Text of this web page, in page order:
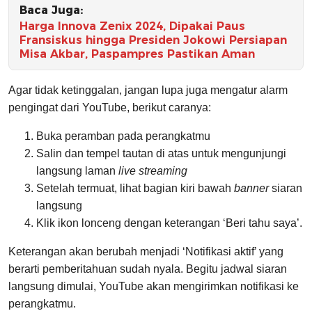
Baca Juga:
Harga Innova Zenix 2024, Dipakai Paus
Fransiskus hingga Presiden Jokowi Persiapan
Misa Akbar, Paspampres Pastikan Aman
Agar tidak ketinggalan, jangan lupa juga mengatur alarm
pengingat dari YouTube, berikut caranya:
Buka peramban pada perangkatmu
Salin dan tempel tautan di atas untuk mengunjungi
langsung laman live streaming
Setelah termuat, lihat bagian kiri bawah bannersiaran
langsung
Klik ikon lonceng dengan keterangan ‘Beri tahu saya’.
Keterangan akan berubah menjadi ‘Notifikasi aktif’ yang
berarti pemberitahuan sudah nyala. Begitu jadwal siaran
langsung dimulai, YouTube akan mengirimkan notifikasi ke
perangkatmu.